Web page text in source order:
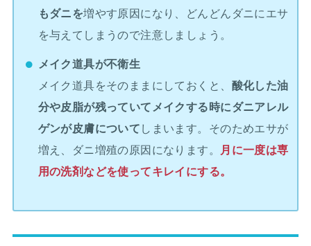
もダニを増やす原因になり、どんどんダニにエサ
を与えてしまうので注意しましょう。
メイク道具が不衛生
メイク道具をそのままにしておくと、 酸化した油
分や皮脂が残っていてメイクする時にダニアレル
ゲンが皮膚について しまいます。そのためエサが
増え、ダニ増殖の原因になります。
月に一度は専
用の洗剤などを使ってキレイにする。